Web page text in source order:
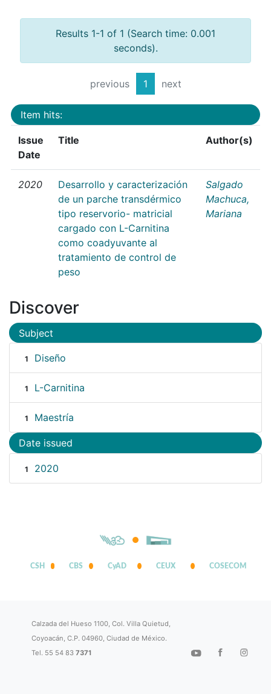
Results 1-1 of 1 (Search time: 0.001
seconds).
previous 1 next
Item hits:
Issue
Date
Title Author(s)
2020
Desarrollo y caracterización
de un parche transdérmico
tipo reservorio- matricial
cargado con L-Carnitina
como coadyuvante al
tratamiento de control de
peso
Salgado
Machuca,
Mariana
Discover
Subject
1 Diseño
1 L-Carnitina
1 Maestría
Date issued
1 2020
CSH CBS CyAD CEUX COSECOM
Calzada del Hueso 1100, Col. Villa Quietud,
Coyoacán, C.P. 04960, Ciudad de México.
Tel. 55 54 837371